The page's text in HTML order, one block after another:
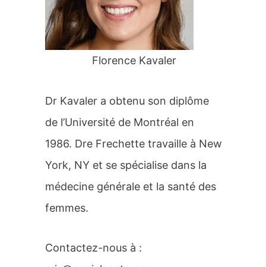
:
Florence Kavaler
Dr Kavaler a obtenu son diplôme
de l’Université de Montréal en
1986. Dre Frechette travaille à New
York, NY et se spécialise dans la
médecine générale et la santé des
femmes.
Contactez-nous à :